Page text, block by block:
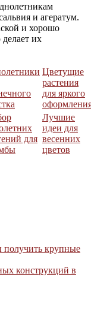
и агератум.
и хорошо
их
Цветущие
растения
для яркого
для
Лучшие
идеи для
весенних
цветов
получить крупные
конструкций в